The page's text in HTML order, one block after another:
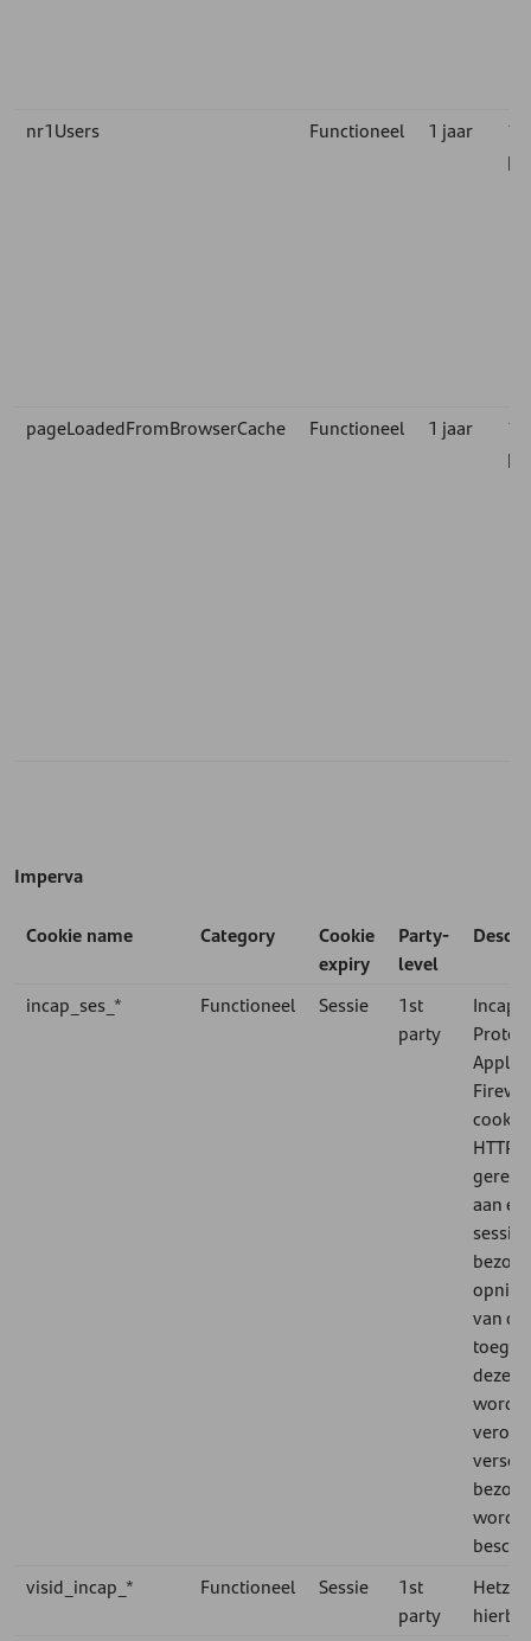
nr1Users Functioneel 1 jaar
1st
pageLoadedFromBrowserCache Functioneel 1 jaar
1st
Imperva
Cookie name Category
Cookie
expiry
Party-
level
incap_ses_* Functioneel Sessie
1st
party
aan
sessie
van
wordt
visid_incap_*
Functioneel Sessie
1st
party